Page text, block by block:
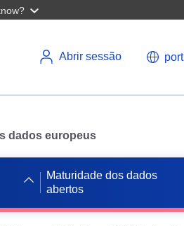
Abrir sessão
dados europeus
Maturidade dos dados
abertos